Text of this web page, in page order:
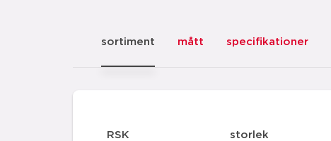
sortiment mått specifikationer
RSK storlek